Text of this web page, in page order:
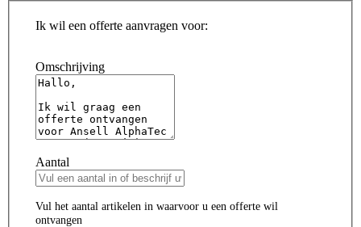
Ik wil een offerte aanvragen voor:
Omschrijving
Aantal
Vul het aantal artikelen in waarvoor u een offerte wil
ontvangen